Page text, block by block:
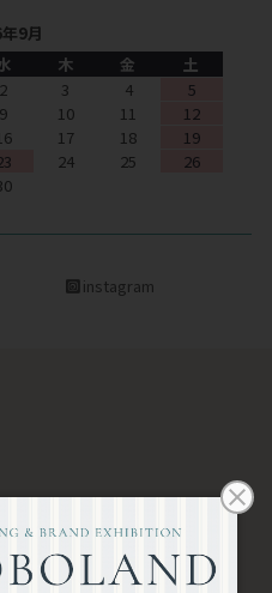
9月
木 金
土
2 3 4
5
9 10 11
12
17 18
19
24 25
26
instagram
戸堀1-23-11 6F